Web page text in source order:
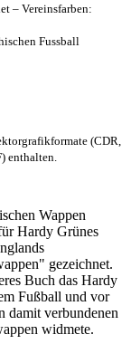
– Vereinsfarben:
Fussball
(CDR,
enthalten.
Wappen
Hardy Grünes
gezeichnet.
Buch das Hardy
Fußball und vor
damit verbundenen
widmete.